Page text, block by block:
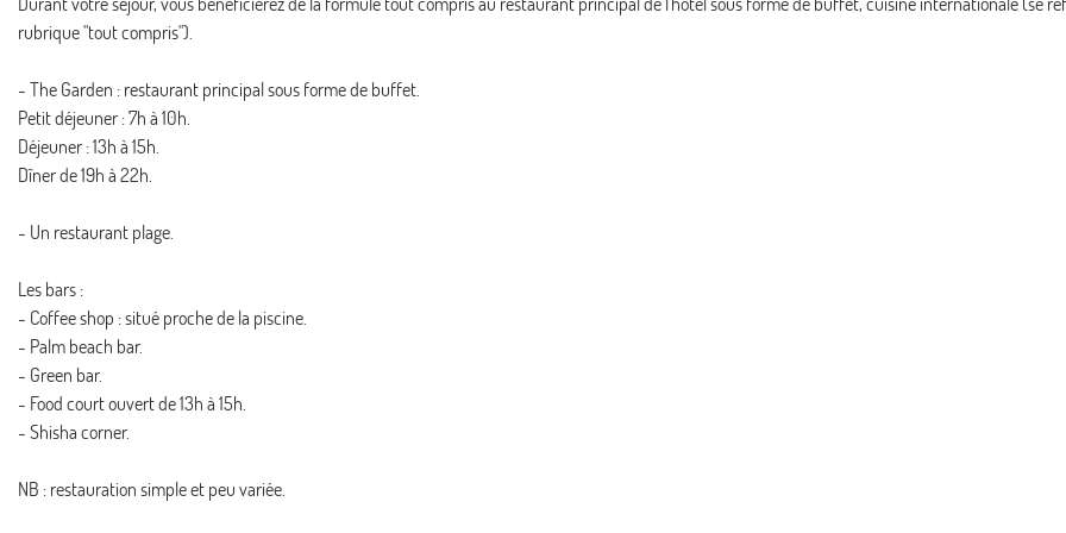
rubrique "tout compris").
- The Garden : restaurant principal sous forme de buffet.
Petit déjeuner : 7h à 10h.
Déjeuner : 13h à 15h.
Dîner de 19h à 22h.
- Un restaurant plage.
Les bars :
- Coffee shop : situé proche de la piscine.
- Palm beach bar.
- Green bar.
- Food court ouvert de 13h à 15h.
- Shisha corner.
NB : restauration simple et peu variée.